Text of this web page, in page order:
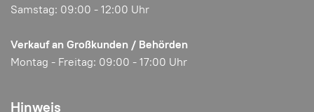
Samstag: 09:00 - 12:00 Uhr
Verkauf an Großkunden / Behörden
Montag - Freitag: 09:00 - 17:00 Uhr
Hinweis